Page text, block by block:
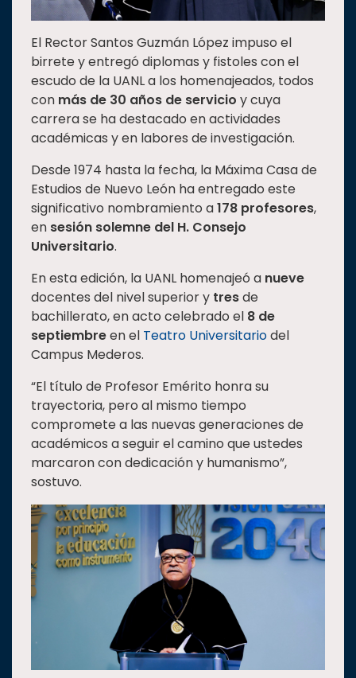
Vinculación
Historia
Universiada
Nacional
El Rector Santos Guzmán López impuso el
birrete y entregó diplomas y fistoles con el
escudo de la UANL a los homenajeados, todos
con más de 30 años de servicio y cuya
carrera se ha destacado en actividades
académicas y en labores de investigación.
Desde 1974 hasta la fecha, la Máxima Casa de
Estudios de Nuevo León ha entregado este
significativo nombramiento a178 profesores,
en sesión solemne del H. Consejo
Universitario.
En esta edición, la UANL homenajeó a nueve
docentes del nivel superior y tresde
bachillerato, en acto celebrado el 8 de
septiembreen el Teatro Universitariodel
Campus Mederos.
“El título de Profesor Emérito honra su
trayectoria, pero al mismo tiempo
compromete a las nuevas generaciones de
académicos a seguir el camino que ustedes
marcaron con dedicación y humanismo”,
sostuvo.